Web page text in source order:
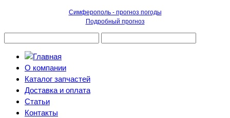
Симферополь - прогноз погоды
Подробный прогноз
О компании
Каталог запчастей
Доставка и оплата
Статьи
Контакты